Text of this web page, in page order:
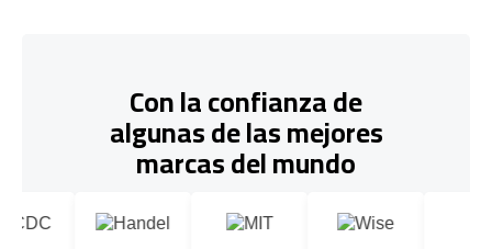
Con la confianza de
algunas de las mejores
marcas del mundo